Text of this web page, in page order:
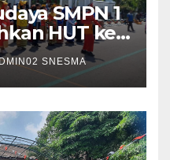
SMPN 1
HUT ke-
Harmony in
SNESMA